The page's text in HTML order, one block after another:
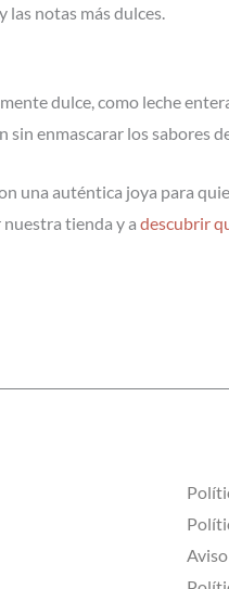
notas más dulces.
dulce, como leche
enmascarar los sabores
una auténtica joya para
nuestra tienda y a descubrir